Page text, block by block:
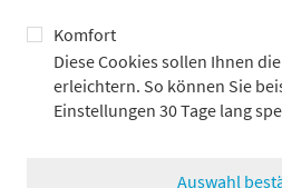
Komfort
Diese Cookies sollen Ihnen
erleichtern. So können Sie
Einstellungen 30 Tage lang
Auswahl
10. Der bei Metzler für den
eine an der Erstellung der
Finanzinstrumente des Emittenten
an dem Emittenten, die
11. Metzler, mit Metzler